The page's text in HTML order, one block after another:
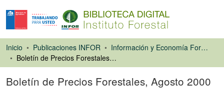
Inicio Publicaciones INFOR
Información y Economía Forestal
Boletín de Precios Forestales, Agosto 2000
Boletín de Precios Forestales, Agosto 2000